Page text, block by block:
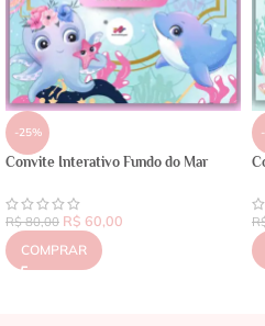
-25%
Convite Interativo Fundo do Mar
R$80,00 R$ 60,00
COMPRAR